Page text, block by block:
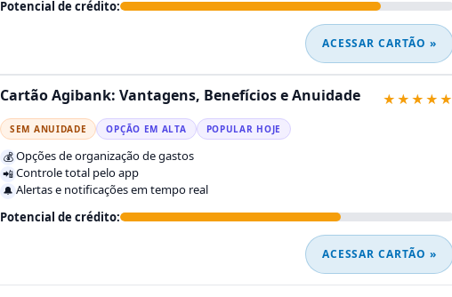
Potencial de crédito:
ACESSAR CARTÃO »
Cartão Agibank: Vantagens, Benefícios e Anuidade ★★★★★
SEM ANUIDADE OPÇÃO EM ALTA POPULAR HOJE
💰 Opções de organização de gastos
📲Controle total pelo app
🔔 Alertas e notificações em tempo real
Potencial de crédito:
ACESSAR CARTÃO »